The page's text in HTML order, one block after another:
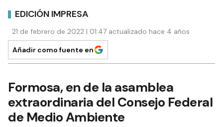
EDICIÓN IMPRESA
21 de febrero de 2022 | 01:47 actualizado hace 4 años
Añadir como fuente en
Formosa, en de la asamblea
extraordinaria del Consejo Federal
de Medio Ambiente